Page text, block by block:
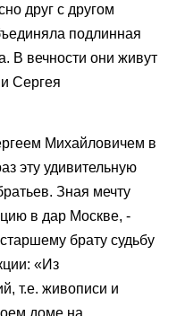
друг с другом
подлинная
В вечности они живут
Сергея
Михайловичем в
эту удивительную
Зная мечту
в дар Москве, -
брату судьбу
«Из
т.е. живописи и